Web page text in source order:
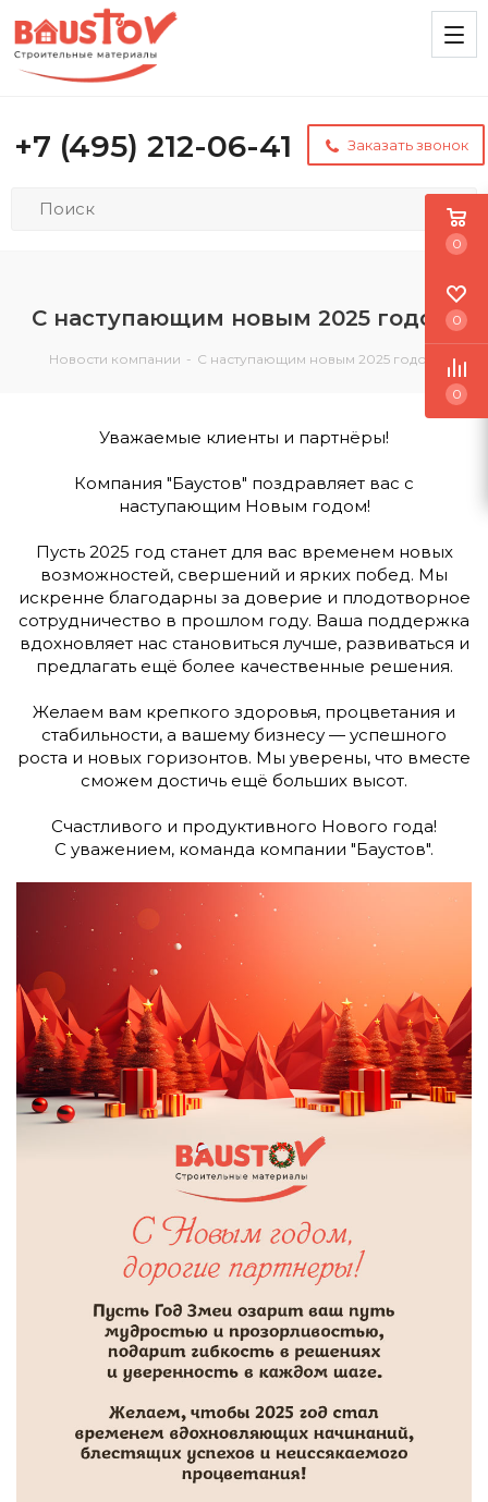
+7 (495) 212-06-41 Заказать звонок
С наступающим новым 2025 годом!
Новости компании - С наступающим новым 2025 годом!
Уважаемые клиенты и партнёры!
Компания "Баустов" поздравляет вас с
наступающим Новым годом!
Пусть 2025 год станет для вас временем новых
возможностей, свершений и ярких побед. Мы
искренне благодарны за доверие и плодотворное
сотрудничество в прошлом году. Ваша поддержка
вдохновляет нас становиться лучше, развиваться и
предлагать ещё более качественные решения.
Желаем вам крепкого здоровья, процветания и
стабильности, а вашему бизнесу — успешного
роста и новых горизонтов. Мы уверены, что вместе
сможем достичь ещё больших высот.
Счастливого и продуктивного Нового года!
С уважением, команда компании "Баустов".
0
0
0